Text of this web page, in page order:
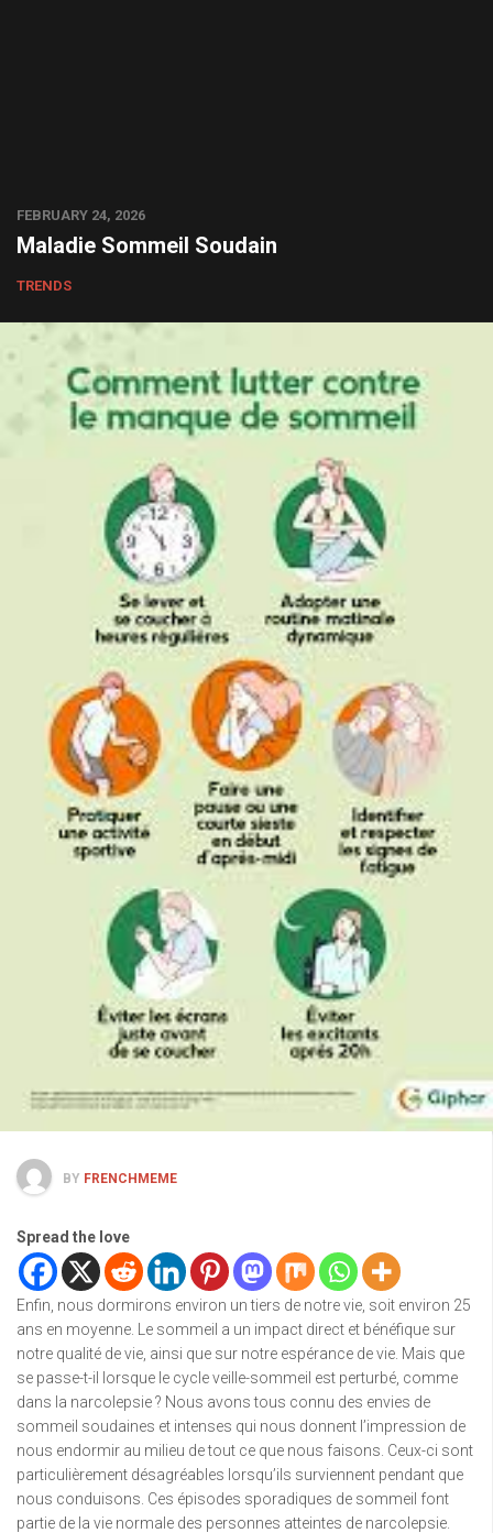
FEBRUARY 24, 2026
Maladie Sommeil Soudain
TRENDS
BY FRENCHMEME
Spread the love
Enfin, nous dormirons environ un tiers de notre vie, soit environ 25
ans en moyenne. Le sommeil a un impact direct et bénéfique sur
notre qualité de vie, ainsi que sur notre espérance de vie. Mais que
se passe-t-il lorsque le cycle veille-sommeil est perturbé, comme
dans la narcolepsie ? Nous avons tous connu des envies de
sommeil soudaines et intenses qui nous donnent l’impression de
nous endormir au milieu de tout ce que nous faisons. Ceux-ci sont
particulièrement désagréables lorsqu’ils surviennent pendant que
nous conduisons. Ces épisodes sporadiques de sommeil font
partie de la vie normale des personnes atteintes de narcolepsie.